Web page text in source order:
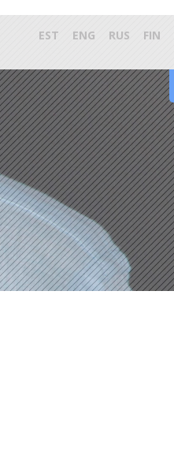
EST ENG RUS FIN